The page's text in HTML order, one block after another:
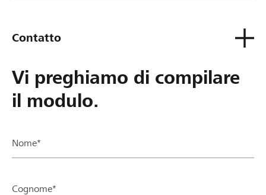
Contatto
Vi preghiamo di compilare
il modulo.
Nome*
Cognome*